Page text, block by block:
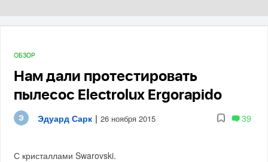
ОБЗОР
Нам дали протестировать
пылесос Electrolux Ergorapido
Эдуард Сарк | 26 ноября 2015 39
С кристаллами Swarovski.